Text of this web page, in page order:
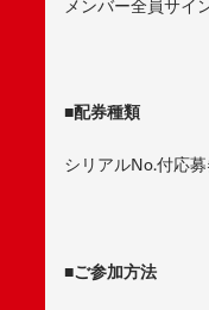
■配券種類
シリアルNo.付応
■ご参加方法